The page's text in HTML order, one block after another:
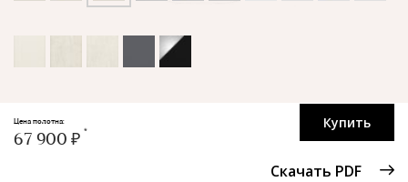
Купить
Скачать PDF
Цена полотна:
67 900 ₽